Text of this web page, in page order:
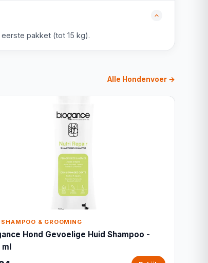
pakket (tot 15 kg).
Alle Hondenvoer →
SHAMPOO & GROOMING
Hond Gevoelige Huid Shampoo -
ml